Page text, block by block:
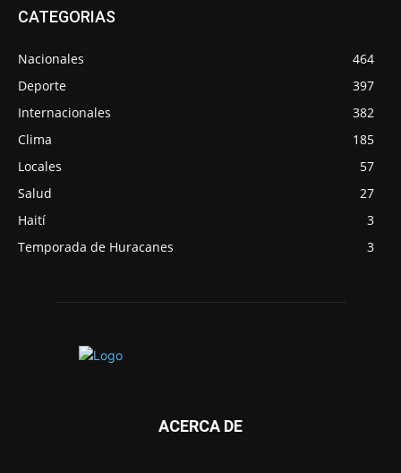
CATEGORIAS
Nacionales
464
Deporte
397
Internacionales
382
Clima
185
Locales
57
Salud
27
Haití
3
Temporada de Huracanes
3
ACERCA DE